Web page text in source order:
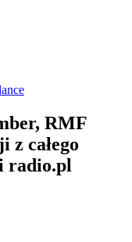
RMF
całego
radio.pl